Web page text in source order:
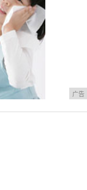
广告